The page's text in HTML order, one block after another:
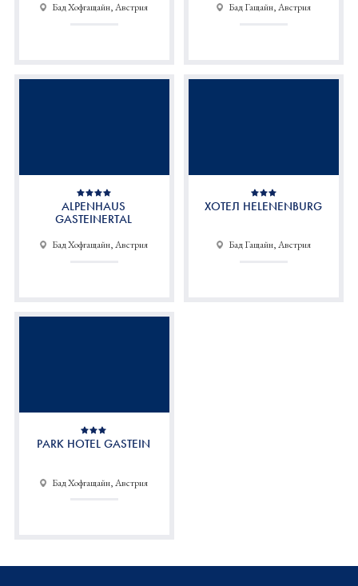
Бад Хофгащайн, Австрия Бад Гащайн, Австрия
ALPENHAUS
GASTEINERTAL
Бад Хофгащайн, Австрия
ХОТЕЛ HELENENBURG
Бад Гащайн, Австрия
PARK HOTEL GASTEIN
Бад Хофгащайн, Австрия